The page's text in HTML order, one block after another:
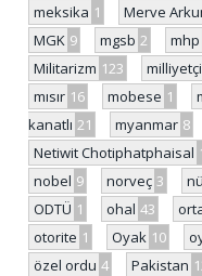
meksika 1 Merve
MGK 9 mgsb 2 mhp
Militarizm 123
mısır 16 mobese 1
kanatlı 21 myanmar 8
Netiwit Chotiphatphaisal
nobel 9 norveç 3
ODTÜ 1 ohal 43
otorite 1 Oyak 10
özel ordu 4 Pakistan